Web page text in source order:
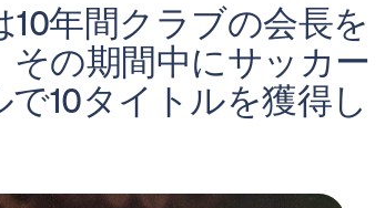
年間クラブの会長を
の期間中にサッカー
10タイトルを獲得し